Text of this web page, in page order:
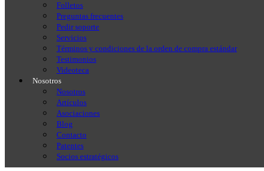
Folletos
Preguntas frecuentes
Pedir soporte
Servicios
Términos y condiciones de la orden de compra estándar
Testimonios
Videoteca
Nosotros
Nosotros
Artículos
Asociaciones
Blog
Contacto
Patentes
Socios estratégicos